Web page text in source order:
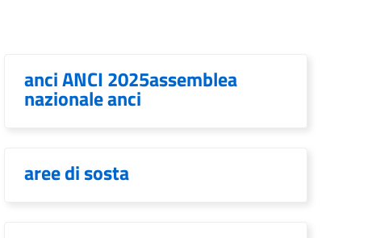
anci ANCI 2025assemblea
nazionale anci
aree di sosta